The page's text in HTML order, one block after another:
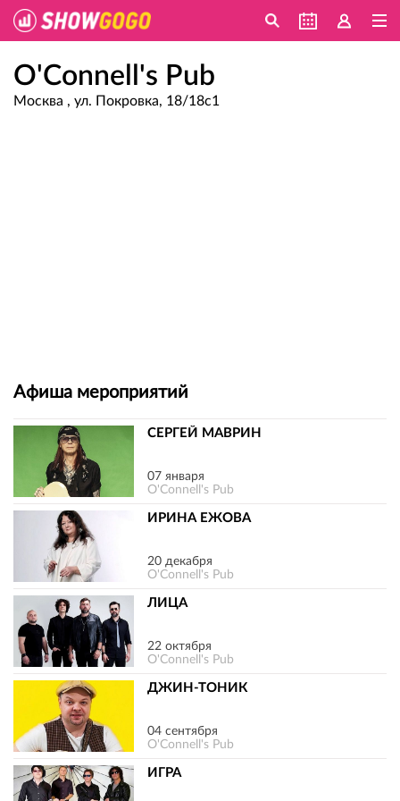
O'Connell's Pub
Москва , ул. Покровка, 18/18с1
Афиша мероприятий
СЕРГЕЙ МАВРИН
07 января
O'Connell's Pub
ИРИНА ЕЖОВА
20 декабря
O'Connell's Pub
ЛИЦА
22 октября
O'Connell's Pub
ДЖИН-ТОНИК
04 сентября
O'Connell's Pub
ИГРА